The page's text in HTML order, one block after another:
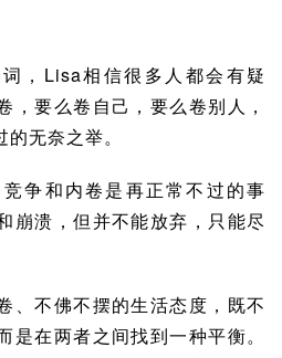
，Lisa相信很多人都会有疑
，要么卷自己，要么卷别人，
无奈之举。
争和内卷是再正常不过的事
崩溃，但并不能放弃，只能尽
、不佛不摆的生活态度，既不
是在两者之间找到一种平衡。